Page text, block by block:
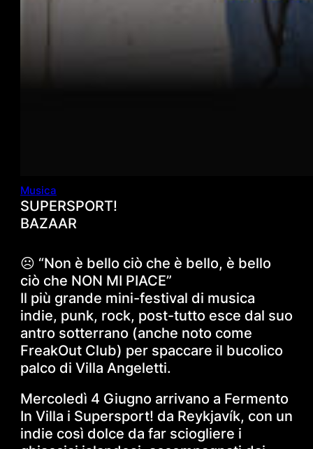
Musica
SUPERSPORT!
BAZAAR
☹️ “Non è bello ciò che è bello, è bello
ciò che NON MI PIACE”
Il più grande mini-festival di musica
indie, punk, rock, post-tutto esce dal suo
antro sotterrano (anche noto come
FreakOut Club) per spaccare il bucolico
palco di Villa Angeletti.
Mercoledì 4 Giugno arrivano a Fermento
In Villa i Supersport! da Reykjavík, con un
indie così dolce da far sciogliere i